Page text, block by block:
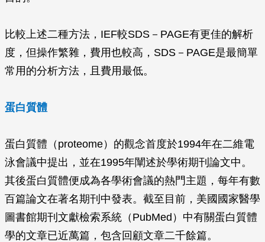
比較上述二種方法，IEF較SDS－PAGE有更佳的解析
度，但操作繁雜，費用也較高，SDS－PAGE是最簡單
常用的分析方法，且費用最低。
蛋白質體
蛋白質體（proteome）的觀念首度於1994年在二維電
泳會議中提出，並在1995年闡述於學術期刊論文中。
其後蛋白質體便成為各學術會議的熱門主題，每年有數
百篇論文在著名期刊中發表。截至目前，美國國家醫學
圖書館期刊文獻檢索系統（PubMed）中有關蛋白質體
學的文章已近萬篇，包含回顧文章二千餘篇。